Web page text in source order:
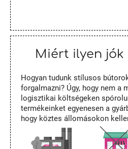
Miért ilyen jók
Hogyan tudunk stílusos
forgalmazni? Úgy, hogy nem a
logisztikai költségeken
termékeinket egyenesen a
hogy köztes állomásokon